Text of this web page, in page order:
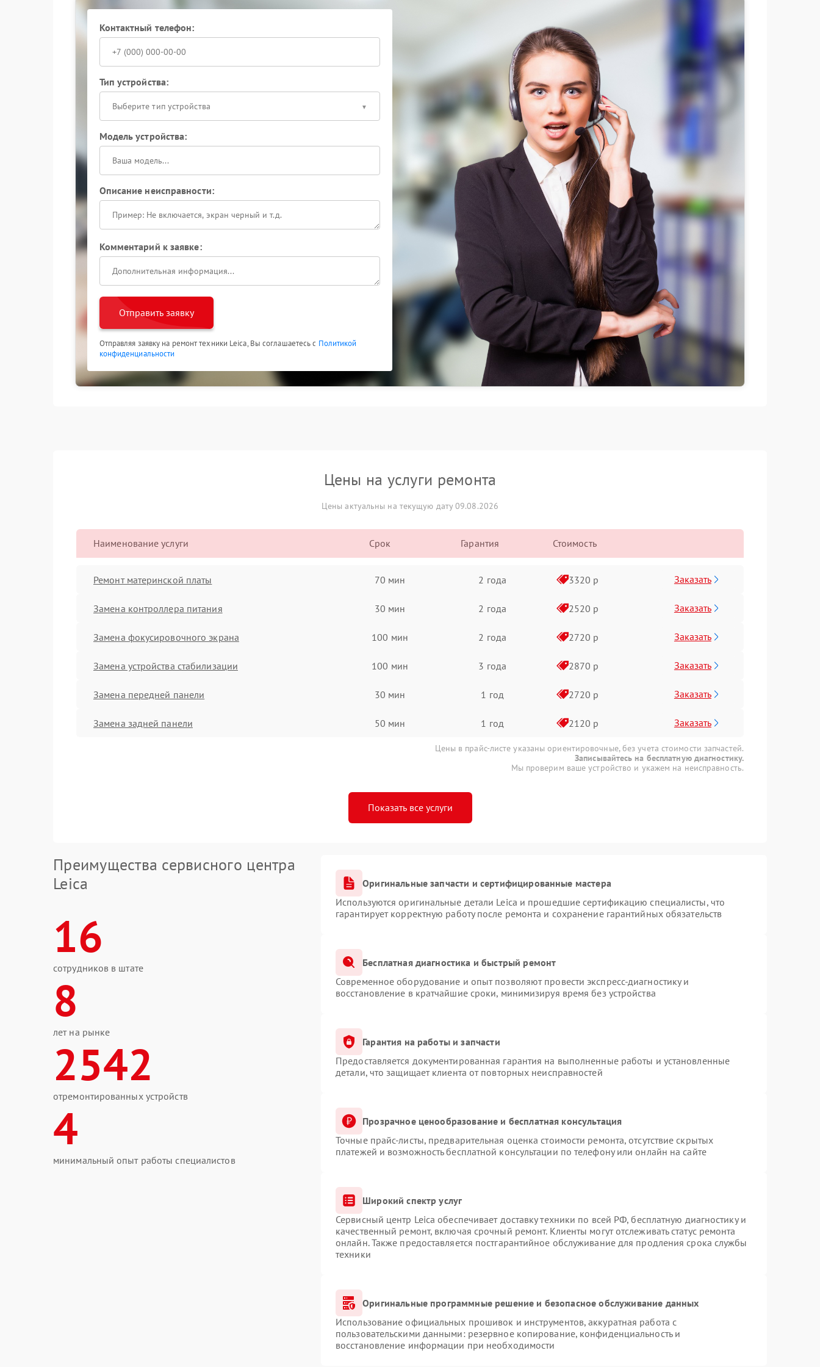
диагностика работоспособности узлов после сборки.
Сервисный центр Leica использует оригинальные компоненты и точные регламенты, что позволяет
сохранить характеристики камеры и корректную работу автоматики. Такой подход снижает риск
Рекомендации владельцам техники
При контакте с влагой не следует сушить устройство бытовыми приборами или включать его для
теста. Гораздо надежнее сразу обратиться в сервис. Своевременный ремонт Leica позволяет
избежать замены дорогостоящих узлов и сохранить ресурс камеры.
Контактный телефон:
Тип устройства:
Выберите тип устройства
Модель устройства:
Описание неисправности:
Комментарий к заявке:
Отправить заявку
Отправляя заявку на ремонт техники Leica, Вы соглашаетесь с Политикой
конфиденциальности
Цены на услуги ремонта
Цены актуальны на текущую дату 09.08.2026
Наименование услуги Срок Гарантия Стоимость
Ремонт материнской платы 70 мин 2 года 3320 р Заказать
Замена контроллера питания 30 мин 2 года 2520 р Заказать
Замена фокусировочного экрана 100 мин 2 года 2720 р Заказать
Замена устройства стабилизации 100 мин 3 года 2870 р Заказать
Замена передней панели 30 мин 1 год 2720 р Заказать
Замена задней панели 50 мин 1 год 2120 р Заказать
Цены в прайс-листе указаны ориентировочные, без учета стоимости запчастей.
Записывайтесь на бесплатную диагностику.
Мы проверим ваше устройство и укажем на неисправность.
Показать все услуги
Преимущества сервисного центра
Leica
16
сотрудников в штате
8
лет на рынке
2542
отремонтированных устройств
4
минимальный опыт работы специалистов
Оригинальные запчасти и сертифицированные мастера
Используются оригинальные детали Leica и прошедшие сертификацию специалисты, что
гарантирует корректную работу после ремонта и сохранение гарантийных обязательств
Бесплатная диагностика и быстрый ремонт
Современное оборудование и опыт позволяют провести экспресс-диагностику и
восстановление в кратчайшие сроки, минимизируя время без устройства
Гарантия на работы и запчасти
Предоставляется документированная гарантия на выполненные работы и установленные
детали, что защищает клиента от повторных неисправностей
Прозрачное ценообразование и бесплатная консультация
Точные прайс-листы, предварительная оценка стоимости ремонта, отсутствие скрытых
платежей и возможность бесплатной консультации по телефону или онлайн на сайте
Широкий спектр услуг
Сервисный центр Leica обеспечивает доставку техники по всей РФ, бесплатную диагностику и
качественный ремонт, включая срочный ремонт. Клиенты могут отслеживать статус ремонта
онлайн. Также предоставляется постгарантийное обслуживание для продления срока службы
техники
Оригинальные программные решение и безопасное обслуживание данных
Использование официальных прошивок и инструментов, аккуратная работа с
пользовательскими данными: резервное копирование, конфиденциальность и
восстановление информации при необходимости